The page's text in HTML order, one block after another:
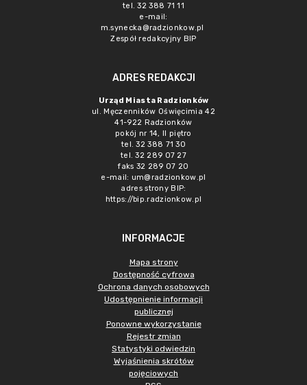
tel. 32 388 71 11
e-mail:
m.synecka@radzionkow.pl
Zespół redakcyjny BIP
ADRES REDAKCJI
Urząd Miasta Radzionków
ul. Męczenników Oświęcimia 42
41-922 Radzionków
pokój nr 14, II piętro
tel. 32 388 71 30
tel. 32 289 07 27
faks 32 289 07 20
e-mail: um@radzionkow.pl
adres strony BIP:
https://bip.radzionkow.pl
INFORMACJE
Mapa strony
Dostępność cyfrowa
Ochrona danych osobowych
Udostępnienie informacji
publicznej
Ponowne wykorzystanie
Rejestr zmian
Statystyki odwiedzin
Wyjaśnienia skrótów
pojęciowych